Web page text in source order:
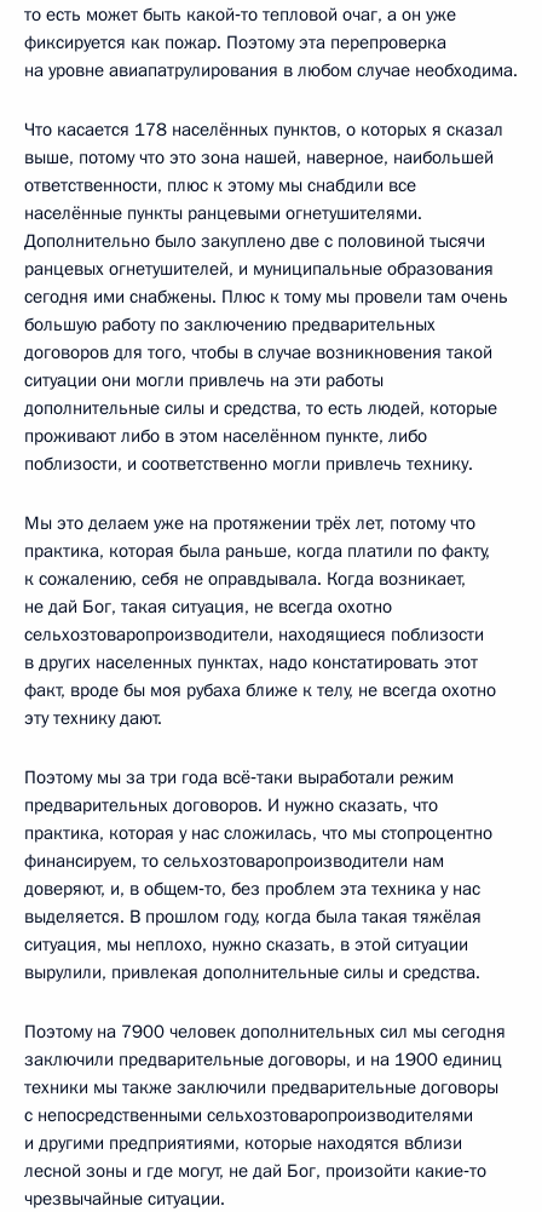
то есть может быть какой‑то тепловой очаг, а он уже
фиксируется как пожар. Поэтому эта перепроверка
на уровне авиапатрулирования в любом случае необходима.
Что касается 178 населённых пунктов, о которых я сказал
выше, потому что это зона нашей, наверное, наибольшей
ответственности, плюс к этому мы снабдили все
населённые пункты ранцевыми огнетушителями.
Дополнительно было закуплено две с половиной тысячи
ранцевых огнетушителей, и муниципальные образования
сегодня ими снабжены. Плюс к тому мы провели там очень
большую работу по заключению предварительных
договоров для того, чтобы в случае возникновения такой
ситуации они могли привлечь на эти работы
дополнительные силы и средства, то есть людей, которые
проживают либо в этом населённом пункте, либо
поблизости, и соответственно могли привлечь технику.
Мы это делаем уже на протяжении трёх лет, потому что
практика, которая была раньше, когда платили по факту,
к сожалению, себя не оправдывала. Когда возникает,
не дай Бог, такая ситуация, не всегда охотно
сельхозтоваропроизводители, находящиеся поблизости
в других населенных пунктах, надо констатировать этот
факт, вроде бы моя рубаха ближе к телу, не всегда охотно
эту технику дают.
Поэтому мы за три года всё‑таки выработали режим
предварительных договоров. И нужно сказать, что
практика, которая у нас сложилась, что мы стопроцентно
финансируем, то сельхозтоваропроизводители нам
доверяют, и, в общем‑то, без проблем эта техника у нас
выделяется. В прошлом году, когда была такая тяжёлая
ситуация, мы неплохо, нужно сказать, в этой ситуации
вырулили, привлекая дополнительные силы и средства.
Поэтому на 7900 человек дополнительных сил мы сегодня
заключили предварительные договоры, и на 1900 единиц
техники мы также заключили предварительные договоры
с непосредственными сельхозтоваропроизводителями
и другими предприятиями, которые находятся вблизи
лесной зоны и где могут, не дай Бог, произойти какие‑то
чрезвычайные ситуации.